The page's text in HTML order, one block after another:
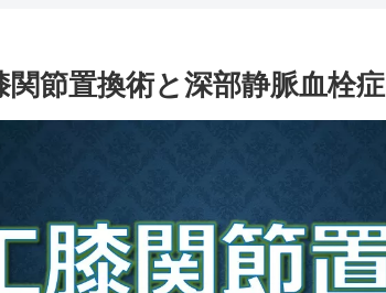
節置換術と深部静脈血栓症